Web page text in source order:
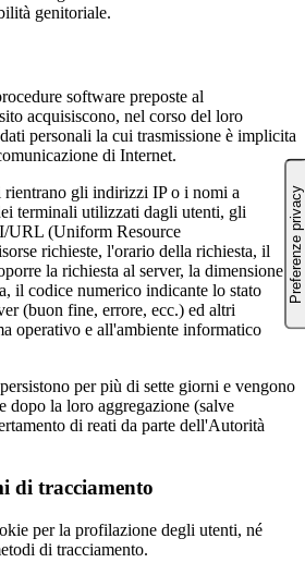
genitoriale.
software preposte al
acquisiscono, nel corso del loro
personali la cui trasmissione è implicita
di Internet.
rientrano gli indirizzi IP o i nomi a
terminali utilizzati dagli utenti, gli
URL (Uniform Resource
richieste, l'orario della richiesta, il
la richiesta al server, la dimensione
il codice numerico indicante lo stato
(buon fine, errore, ecc.) ed altri
operativo e all'ambiente informatico
per più di sette giorni e vengono
dopo la loro aggregazione (salve
di reati da parte dell'Autorità
di tracciamento
per la profilazione degli utenti, né
di tracciamento.